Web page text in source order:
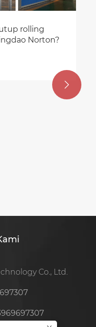

Co., Ltd.